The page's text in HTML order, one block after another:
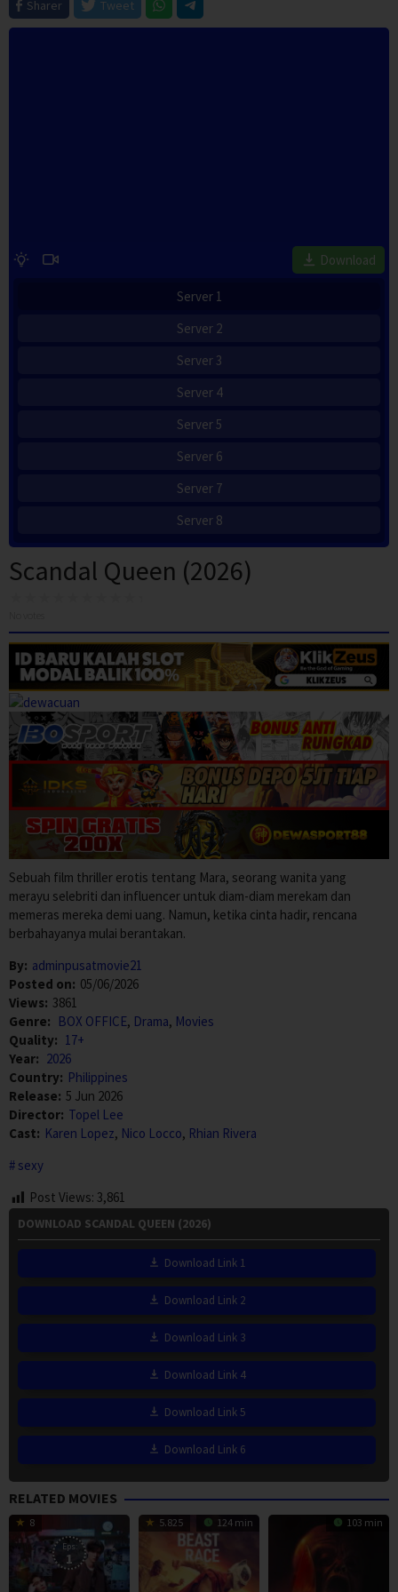
Sharer
Tweet
Download
Server 1
Server 2
Server 3
Server 4
Server 5
Server 6
Server 7
Server 8
Scandal Queen (2026)
Sebuah film thriller erotis tentang Mara, seorang wanita yang
merayu selebriti dan influencer untuk diam-diam merekam dan
memeras mereka demi uang. Namun, ketika cinta hadir, rencana
berbahayanya mulai berantakan.
By: adminpusatmovie21
Posted on: 05/06/2026
Views: 3861
Genre: BOX OFFICE, Drama, Movies
Quality: 17+
Year: 2026
Country: Philippines
Release: 5 Jun 2026
Director: Topel Lee
Cast: Karen Lopez, Nico Locco, Rhian Rivera
sexy
Post Views: 3,861
DOWNLOAD SCANDAL QUEEN (2026)
Download Link 1
Download Link 2
Download Link 3
Download Link 4
Download Link 5
Download Link 6
RELATED MOVIES
8
Eps:
1
5.825 124 min 103 min